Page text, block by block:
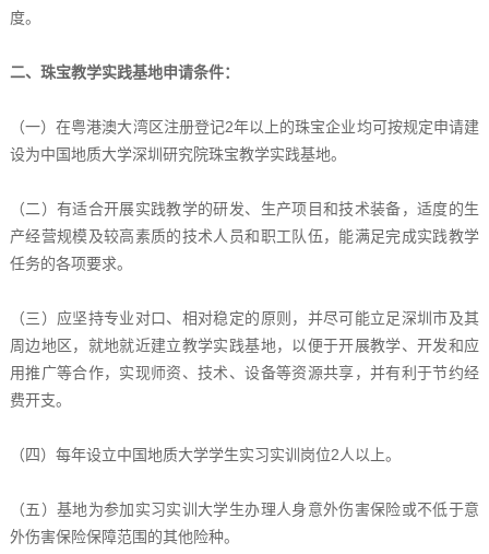
度。
二、珠宝教学实践基地申请条件：
（一）在粤港澳大湾区注册登记2年以上的珠宝企业均可按规定申请建
设为中国地质大学深圳研究院珠宝教学实践基地。
（二）有适合开展实践教学的研发、生产项目和技术装备，适度的生
产经营规模及较高素质的技术人员和职工队伍，能满足完成实践教学
任务的各项要求。
（三）应坚持专业对口、相对稳定的原则，并尽可能立足深圳市及其
周边地区，就地就近建立教学实践基地，以便于开展教学、开发和应
用推广等合作，实现师资、技术、设备等资源共享，并有利于节约经
费开支。
（四）每年设立中国地质大学学生实习实训岗位2人以上。
（五）基地为参加实习实训大学生办理人身意外伤害保险或不低于意
外伤害保险保障范围的其他险种。